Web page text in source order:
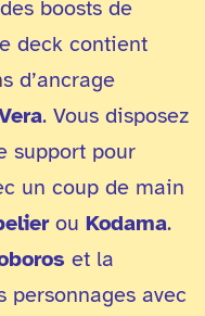
boosts de
deck contient
d’ancrage
. Vous disposez
support pour
un coup de main
ou Kodama.
et la
personnages avec